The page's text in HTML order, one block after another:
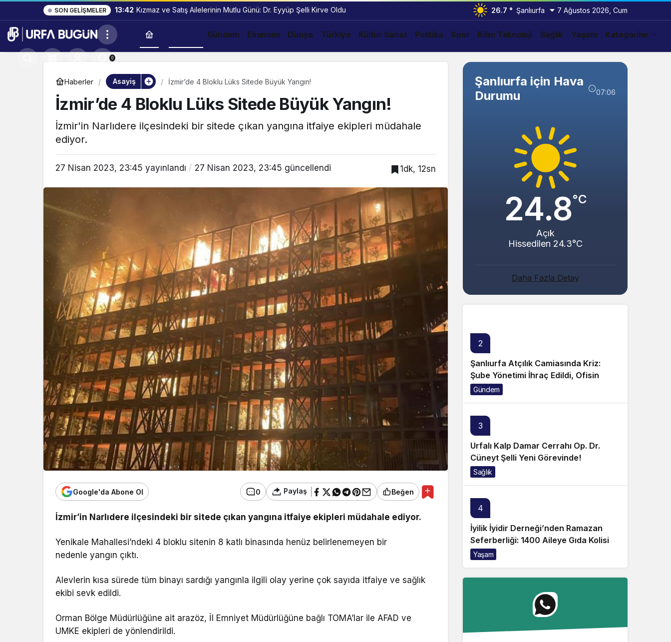
SON GELIŞMELER 13:42 Kızmaz ve Satış Ailelerinin Mutlu Günü: Dr. Eyyüp Şelli Kirve Oldu 26.7 ° Şanlıurfa 7 Ağustos 2026, Cum
Gündem Ekonomi Dünya Türkiye Kültür Sanat Politika Spor Bilim Teknoloji Sağlık Yaşam Kategoriler
0
Haberler Asayiş İzmir’de 4 Bloklu Lüks Sitede Büyük Yangın!
İzmir’de 4 Bloklu Lüks Sitede Büyük Yangın!
İzmir'in Narlıdere ilçesindeki bir sitede çıkan yangına itfaiye ekipleri müdahale
ediyor.
27 Nisan 2023, 23:45 yayınlandı 27 Nisan 2023, 23:45 güncellendi 1dk, 12sn
Google'da Abone Ol 0 Paylaş Beğen
İzmir’in Narlıdere ilçesindeki bir sitede çıkan yangına itfaiye ekipleri müdahale ediyor.
Yenikale Mahallesi’ndeki 4 bloklu sitenin 8 katlı binasında henüz belirlenemeyen bir
nedenle yangın çıktı.
Alevlerin kısa sürede tüm binayı sardığı yangınla ilgili olay yerine çok sayıda itfaiye ve sağlık
ekibi sevk edildi.
Orman Bölge Müdürlüğüne ait arazöz, İl Emniyet Müdürlüğüne bağlı TOMA’lar ile AFAD ve
UMKE ekipleri de yönlendirildi.
Şanlıurfa için Hava
Durumu
07:06
24.8°C
Açık
Hissedilen 24.3°C
Daha Fazla Detay
Abacı ve Abul Ailelerinin Mutlu Günü!
2
Şanlıurfa Atçılık Camiasında Kriz:
Şube Yönetimi İhraç Edildi, Ofisin
Taşınmasına Tepki Büyüyor!
Gündem
3
Urfalı Kalp Damar Cerrahı Op. Dr.
Cüneyt Şelli Yeni Görevinde!
Sağlık
4
İyilik İyidir Derneği’nden Ramazan
Seferberliği: 1400 Aileye Gıda Kolisi
Yaşam